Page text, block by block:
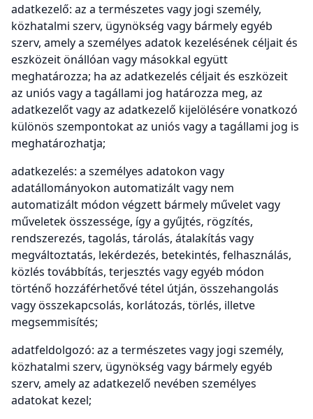
adatkezelő: az a természetes vagy jogi személy,
közhatalmi szerv, ügynökség vagy bármely egyéb
szerv, amely a személyes adatok kezelésének céljait és
eszközeit önállóan vagy másokkal együtt
meghatározza; ha az adatkezelés céljait és eszközeit
az uniós vagy a tagállami jog határozza meg, az
adatkezelőt vagy az adatkezelő kijelölésére vonatkozó
különös szempontokat az uniós vagy a tagállami jog is
meghatározhatja;
adatkezelés: a személyes adatokon vagy
adatállományokon automatizált vagy nem
automatizált módon végzett bármely művelet vagy
műveletek összessége, így a gyűjtés, rögzítés,
rendszerezés, tagolás, tárolás, átalakítás vagy
megváltoztatás, lekérdezés, betekintés, felhasználás,
közlés továbbítás, terjesztés vagy egyéb módon
történő hozzáférhetővé tétel útján, összehangolás
vagy összekapcsolás, korlátozás, törlés, illetve
megsemmisítés;
adatfeldolgozó: az a természetes vagy jogi személy,
közhatalmi szerv, ügynökség vagy bármely egyéb
szerv, amely az adatkezelő nevében személyes
adatokat kezel;